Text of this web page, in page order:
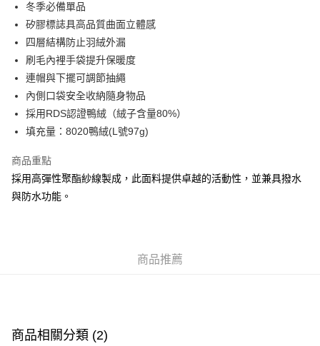
每筆HK$50.00，滿HK$499.00或以上免運費
付款後順豐合作便利店
每筆HK$50.00，滿HK$499.00或以上免運費
送貨上門免運優惠
每筆HK$50.00，滿HK$499.00或以上免運費
配送至澳門
冬季必備單品
矽膠標誌具高品質曲面立體感
四層結構防止羽絨外漏
刷毛內裡手袋提升保暖度
連帽與下擺可調節抽繩
內側口袋安全收納隨身物品
採用RDS認證鴨絨（絨子含量80%）
填充量：8020鴨絨(L號97g)
商品重點
採用高彈性聚酯紗線製成，此面料提供卓越的活動性，並兼具撥水
與防水功能。
商品推薦
商品相關分類 (2)